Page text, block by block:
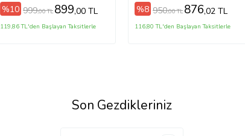
%10 999,00 TL 899,00 TL
119,86 TL'den Başlayan Taksitlerle
%8 950,00 TL 876,02 TL
116,80 TL'den Başlayan Taksitlerle
Son Gezdikleriniz